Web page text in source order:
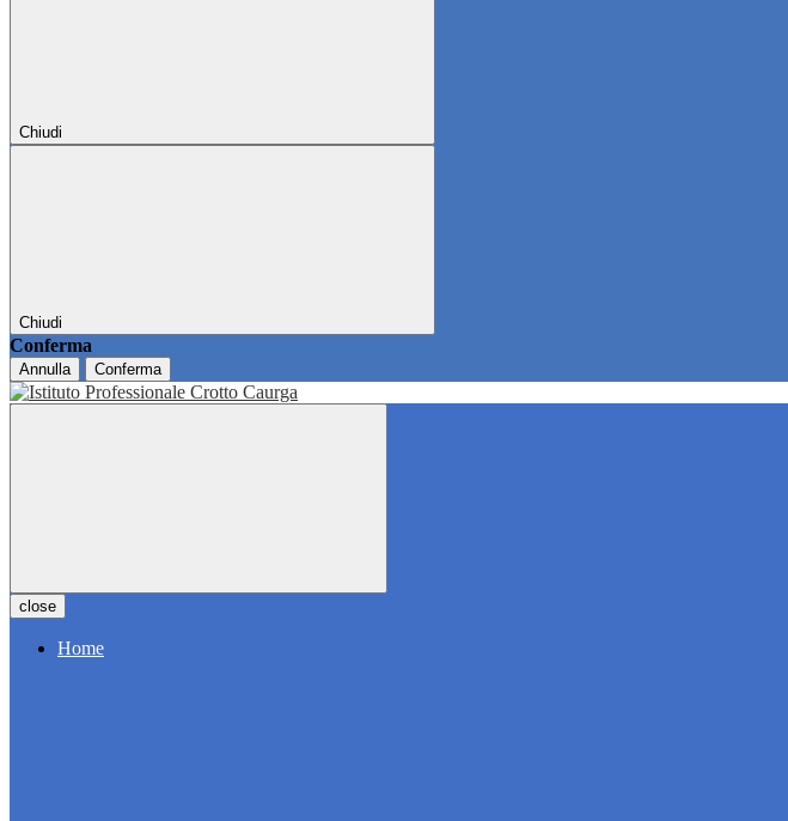
Chiudi
Chiudi
Conferma
Annulla Conferma
close
Home